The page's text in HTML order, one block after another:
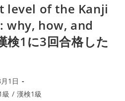
level of the Kanji
why, how, and
検1に3回合格した
1日
級 / 漢検1級